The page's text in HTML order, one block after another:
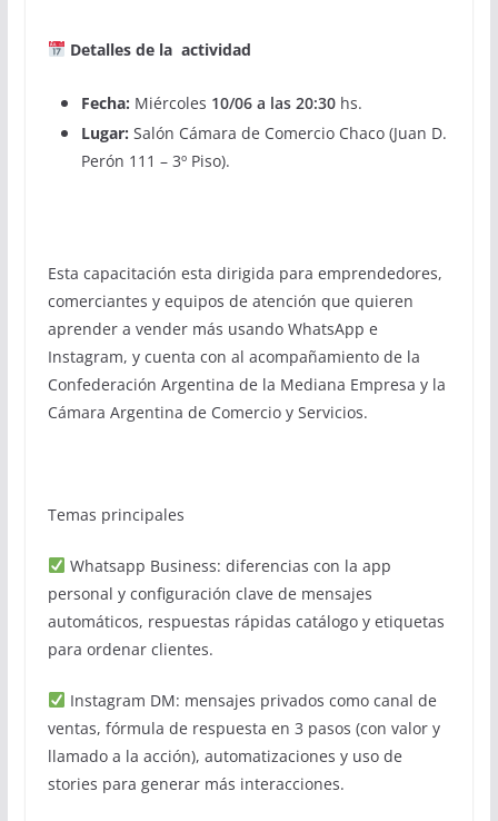
Detalles de la actividad
Fecha: Miércoles 10/06 a las 20:30hs.
Lugar: Salón Cámara de Comercio Chaco (Juan D.
Perón 111 – 3º Piso).
Esta capacitación esta dirigida para emprendedores,
comerciantes y equipos de atención que quieren
aprender a vender más usando WhatsApp e
Instagram, y cuenta con al acompañamiento de la
Confederación Argentina de la Mediana Empresa y la
Cámara Argentina de Comercio y Servicios.
Temas principales
Whatsapp Business: diferencias con la app
personal y configuración clave de mensajes
automáticos, respuestas rápidas catálogo y etiquetas
para ordenar clientes.
Instagram DM: mensajes privados como canal de
ventas, fórmula de respuesta en 3 pasos (con valor y
llamado a la acción), automatizaciones y uso de
stories para generar más interacciones.